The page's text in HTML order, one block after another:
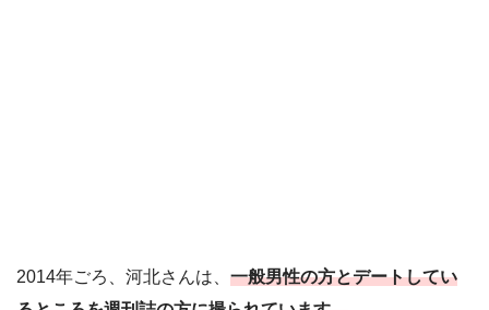
2014年ごろ、河北さんは、 一般男性の方とデートしてい